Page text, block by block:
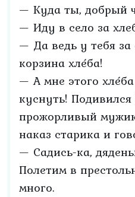
— Куда ты, добрый
— Иду в село за
— Да ведь у тебя
корзина хле́ба!
— А мне этого
куснуть!
прожорливый
наказ старика и
— Садись-ка,
Полетим в
много.